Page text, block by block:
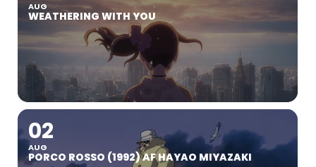
AUG
WEATHERING WITH YOU
02
AUG
PORCO ROSSO (1992) AF HAYAO MIYAZAKI